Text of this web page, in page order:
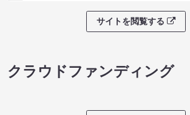
サイトを閲覧する
クラウドファンディング